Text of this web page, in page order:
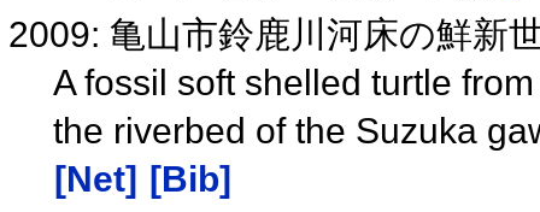
2009: 亀山市鈴鹿川河床の鮮新
A fossil soft shelled turtle
the riverbed of the Suzuka
[Net] [Bib]